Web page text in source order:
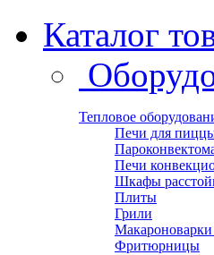
Каталог
Тепловое
Печи для
Печи
Шкафы
Плиты
Грили
Фритюрницы